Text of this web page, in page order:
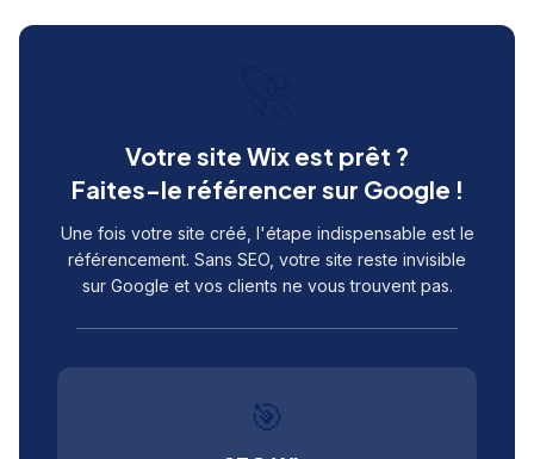
Votre site Wix est prêt ?
Faites-le référencer sur Google !
Une fois votre site créé, l'étape indispensable est le
référencement. Sans SEO, votre site reste invisible
sur Google et vos clients ne vous trouvent pas.
🎯